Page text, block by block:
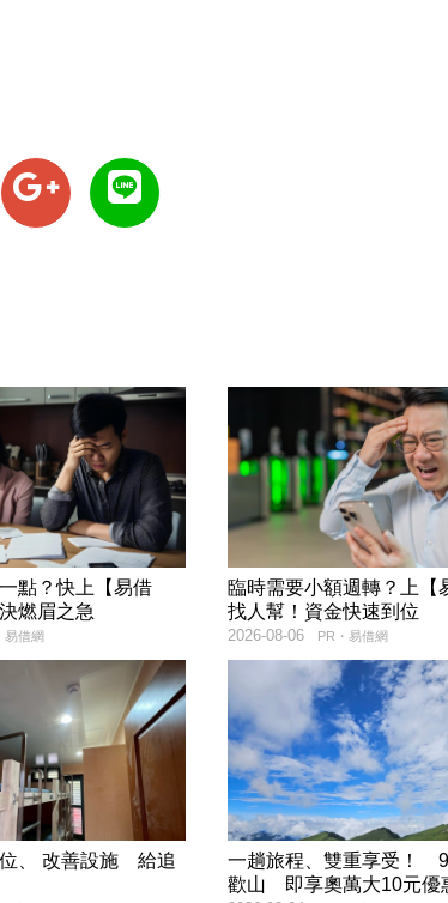
點？快上【易借
燃眉之急
易借網
臨時需要小額週轉？上【
找人幫！資金快速到位
PR・易借網
2026-08-06
、 改善設施 給追
一趟旅程、雙重享受！
歡山 即享奧萬大10元優